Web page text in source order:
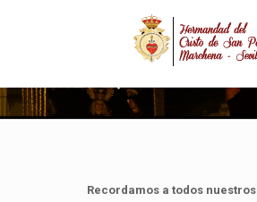
Recordamos a todos nuestros